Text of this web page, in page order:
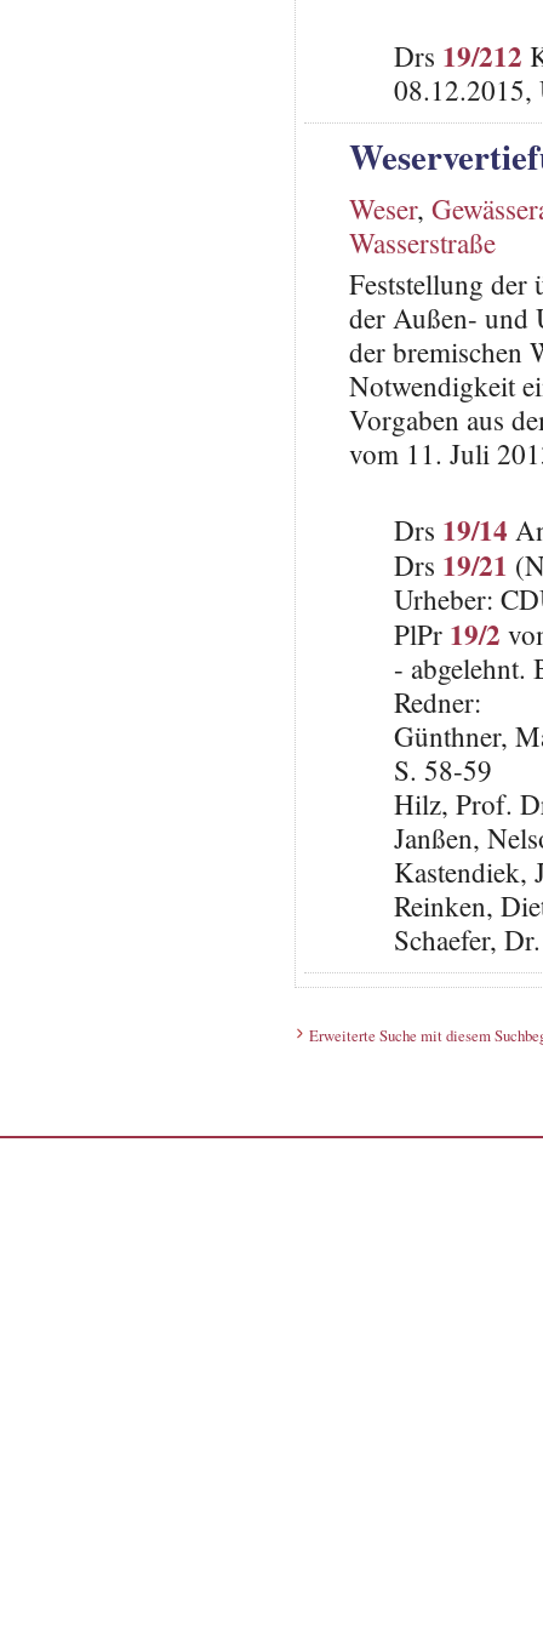
Drs 19/212
08.12.2015,
Weser,
Wasserstraße
Feststellung der
der Außen- und
der bremischen
Notwendigkeit
Vorgaben aus
vom 11. Juli
Drs 19/14
Drs 19/21
Urheber:
PlPr 19/2
- abgelehnt.
Redner:
Günthner,
S. 58-59
Hilz, Prof.
Janßen,
Kastendiek,
Reinken,
Schaefer,
Erweiterte Suche mit diesem